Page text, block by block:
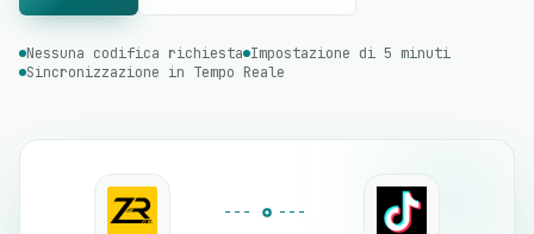
Nessuna codifica richiesta Impostazione di 5 minuti
Sincronizzazione in Tempo Reale